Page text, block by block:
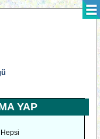
YAP
Hepsi